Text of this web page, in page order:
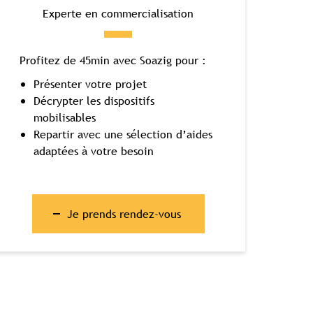
Experte en commercialisation
Profitez de 45min avec Soazig pour :
Présenter votre projet
Décrypter les dispositifs
mobilisables
Repartir avec une sélection d’aides
adaptées à votre besoin
Je prends rendez-vous